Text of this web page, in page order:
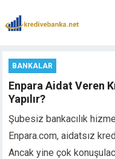
BANKALAR
Enpara Aidat Veren
Yapılır?
Şubesiz bankacılık
Enpara.com, aidatsız
Ancak yine çok